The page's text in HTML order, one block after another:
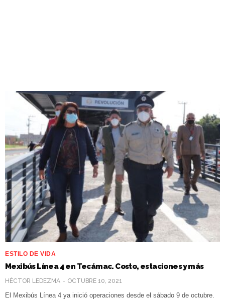
ESTILO DE VIDA
Mexibús Línea 4 en Tecámac. Costo, estaciones y más
HÉCTOR LEDEZMA OCTUBRE 10, 2021
El Mexibús Línea 4 ya inició operaciones desde el sábado 9 de octubre.